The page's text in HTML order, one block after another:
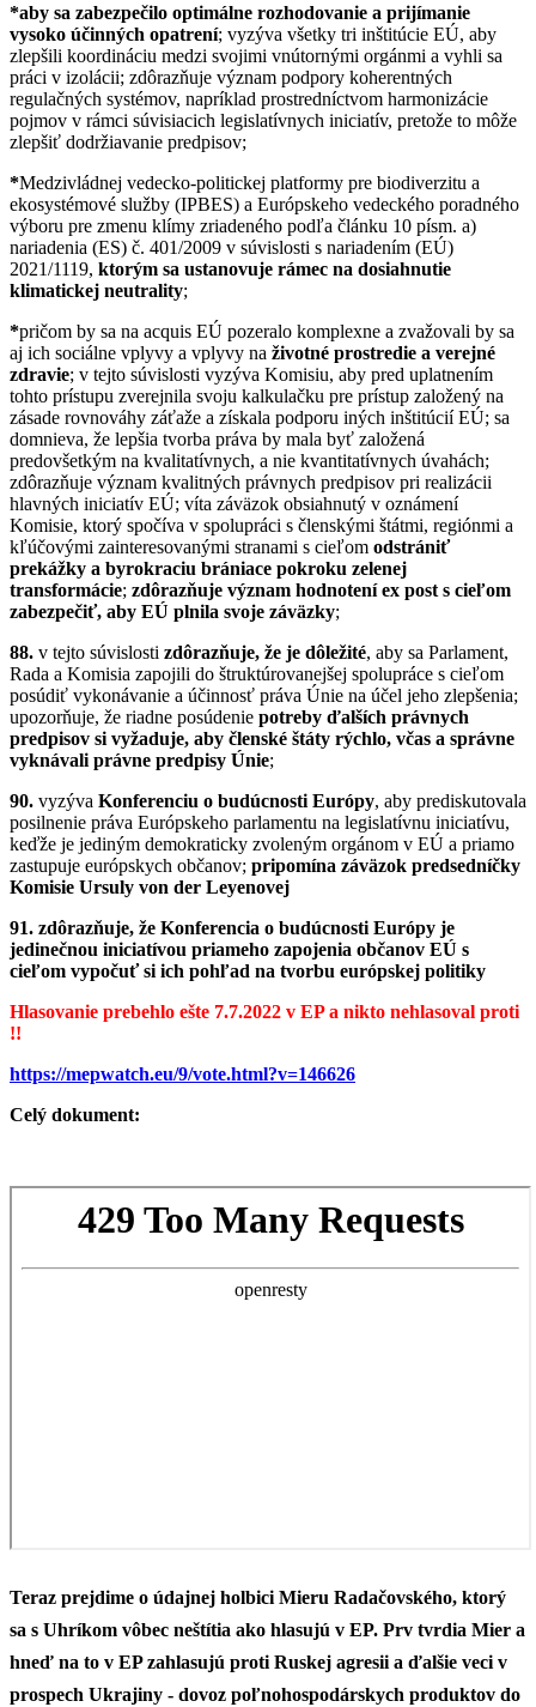
*aby sa zabezpečilo optimálne rozhodovanie a prijímanie
vysoko účinných opatrení; vyzýva všetky tri inštitúcie EÚ, aby
zlepšili koordináciu medzi svojimi vnútornými orgánmi a vyhli sa
práci v izolácii; zdôrazňuje význam podpory koherentných
regulačných systémov, napríklad prostredníctvom harmonizácie
pojmov v rámci súvisiacich legislatívnych iniciatív, pretože to môže
zlepšiť dodržiavanie predpisov;
*Medzivládnej vedecko-politickej platformy pre biodiverzitu a
ekosystémové služby (IPBES) a Európskeho vedeckého poradného
výboru pre zmenu klímy zriadeného podľa článku 10 písm. a)
nariadenia (ES) č. 401/2009 v súvislosti s nariadením (EÚ)
2021/1119, ktorým sa ustanovuje rámec na dosiahnutie
klimatickej neutrality;
*pričom by sa na acquis EÚ pozeralo komplexne a zvažovali by sa
aj ich sociálne vplyvy a vplyvy na životné prostredie a verejné
zdravie; v tejto súvislosti vyzýva Komisiu, aby pred uplatnením
tohto prístupu zverejnila svoju kalkulačku pre prístup založený na
zásade rovnováhy záťaže a získala podporu iných inštitúcií EÚ; sa
domnieva, že lepšia tvorba práva by mala byť založená
predovšetkým na kvalitatívnych, a nie kvantitatívnych úvahách;
zdôrazňuje význam kvalitných právnych predpisov pri realizácii
hlavných iniciatív EÚ; víta záväzok obsiahnutý v oznámení
Komisie, ktorý spočíva v spolupráci s členskými štátmi, regiónmi a
kľúčovými zainteresovanými stranami s cieľom odstrániť
prekážky a byrokraciu brániace pokroku zelenej
transformácie; zdôrazňuje význam hodnotení ex post s cieľom
zabezpečiť, aby EÚ plnila svoje záväzky;
88. v tejto súvislosti zdôrazňuje, že je dôležité, aby sa Parlament,
Rada a Komisia zapojili do štruktúrovanejšej spolupráce s cieľom
posúdiť vykonávanie a účinnosť práva Únie na účel jeho zlepšenia;
upozorňuje, že riadne posúdenie potreby ďalších právnych
predpisov si vyžaduje, aby členské štáty rýchlo, včas a správne
vyknávali právne predpisy Únie;
90. vyzýva Konferenciu o budúcnosti Európy, aby prediskutovala
posilnenie práva Európskeho parlamentu na legislatívnu iniciatívu,
keďže je jediným demokraticky zvoleným orgánom v EÚ a priamo
zastupuje európskych občanov; pripomína záväzok predsedníčky
Komisie Ursuly von der Leyenovej
91. zdôrazňuje, že Konferencia o budúcnosti Európy je
jedinečnou iniciatívou priameho zapojenia občanov EÚ s
cieľom vypočuť si ich pohľad na tvorbu európskej politiky
Hlasovanie prebehlo ešte 7.7.2022 v EP a nikto nehlasoval proti
!!
https://mepwatch.eu/9/vote.html?v=146626
Celý dokument:
Teraz prejdime o údajnej holbici Mieru Radačovského, ktorý
sa s Uhríkom vôbec neštítia ako hlasujú v EP. Prv tvrdia Mier a
hneď na to v EP zahlasujú proti Ruskej agresii a ďalšie veci v
prospech Ukrajiny - dovoz poľnohospodárskych produktov do